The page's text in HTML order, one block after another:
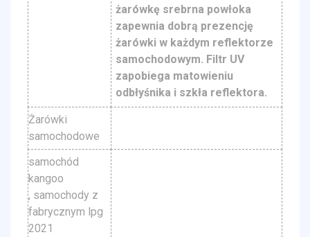
żarówkę srebrna powłoka
zapewnia dobrą prezencję
żarówki w każdym reflektorze
samochodowym. Filtr UV
zapobiega matowieniu
odbłyśnika i szkła reflektora.
Żarówki
samochodowe
samochód
kangoo
, samochody z
fabrycznym lpg
2021